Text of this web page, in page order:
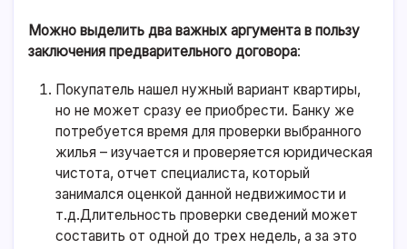
Можно выделить два важных аргумента в пользу
заключения предварительного договора:
Покупатель нашел нужный вариант квартиры,
но не может сразу ее приобрести. Банку же
потребуется время для проверки выбранного
жилья – изучается и проверяется юридическая
чистота, отчет специалиста, который
занимался оценкой данной недвижимости и
т.д.Длительность проверки сведений может
составить от одной до трех недель, а за это